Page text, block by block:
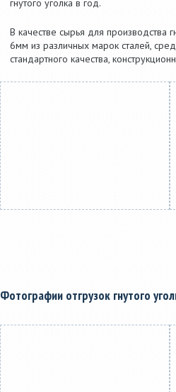
гнутого уголка в год.
В качестве сырья для производства
6мм из различных марок сталей,
стандартного качества,
Фотографии отгрузок гнутого